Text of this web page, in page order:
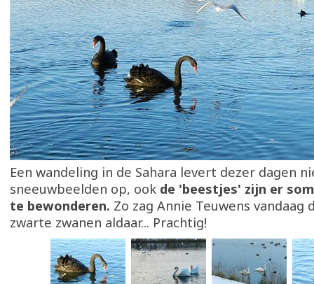
Een wandeling in de Sahara levert dezer dagen
sneeuwbeelden op, ook de 'beestjes' zijn er
te bewonderen. Zo zag Annie Teuwens vandaag
zwarte zwanen aldaar... Prachtig!